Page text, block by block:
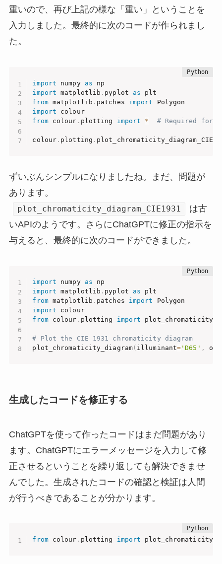
重いので、再び上記の様な「重い」ということを
入力しました。最終的に次のコードが作られまし
た。
import numpy as
import matplotlib . pyplot as
from matplotlib . patches import
import
colour
from colour . plotting import * # Required for
colour . plotting .
ずいぶんシンプルになりましたね。まだ、問題が
あります。
plot_chromaticity_diagram_CIE1931
は古
いAPIのようです。さらにChatGPTに修正の指示を
与えると、最終的に次のコードができました。
import numpy as
import matplotlib . pyplot as
from matplotlib . patches import
import
colour
from colour . plotting import
# Plot the CIE 1931 chromaticity diagram
plot_chromaticity_diagram( illuminant= 'D65' ,
生成したコードを修正する
ChatGPTを使って作ったコードはまだ問題があり
ます。ChatGPTにエラーメッセージを入力して修
正させるということを繰り返しても解決できませ
んでした。生成されたコードの確認と検証は人間
が行うべきであることが分かります。
from colour . plotting import